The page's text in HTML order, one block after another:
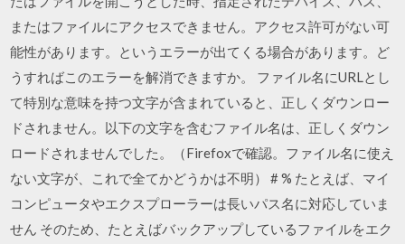
またはファイルにアクセスできません。アクセス許可がない可
能性があります。というエラーが出てくる場合があります。ど
うすればこのエラーを解消できますか。 ファイル名にURLとし
て特別な意味を持つ文字が含まれていると、正しくダウンロー
ドされません。以下の文字を含むファイル名は、正しくダウン
ロードされませんでした。（Firefoxで確認。ファイル名に使え
ない文字が、これで全てかどうかは不明） # % たとえば、マイ
コンピュータやエクスプローラーは長いパス名に対応していま
せん そのため、たとえばバックアップしているファイルをエク